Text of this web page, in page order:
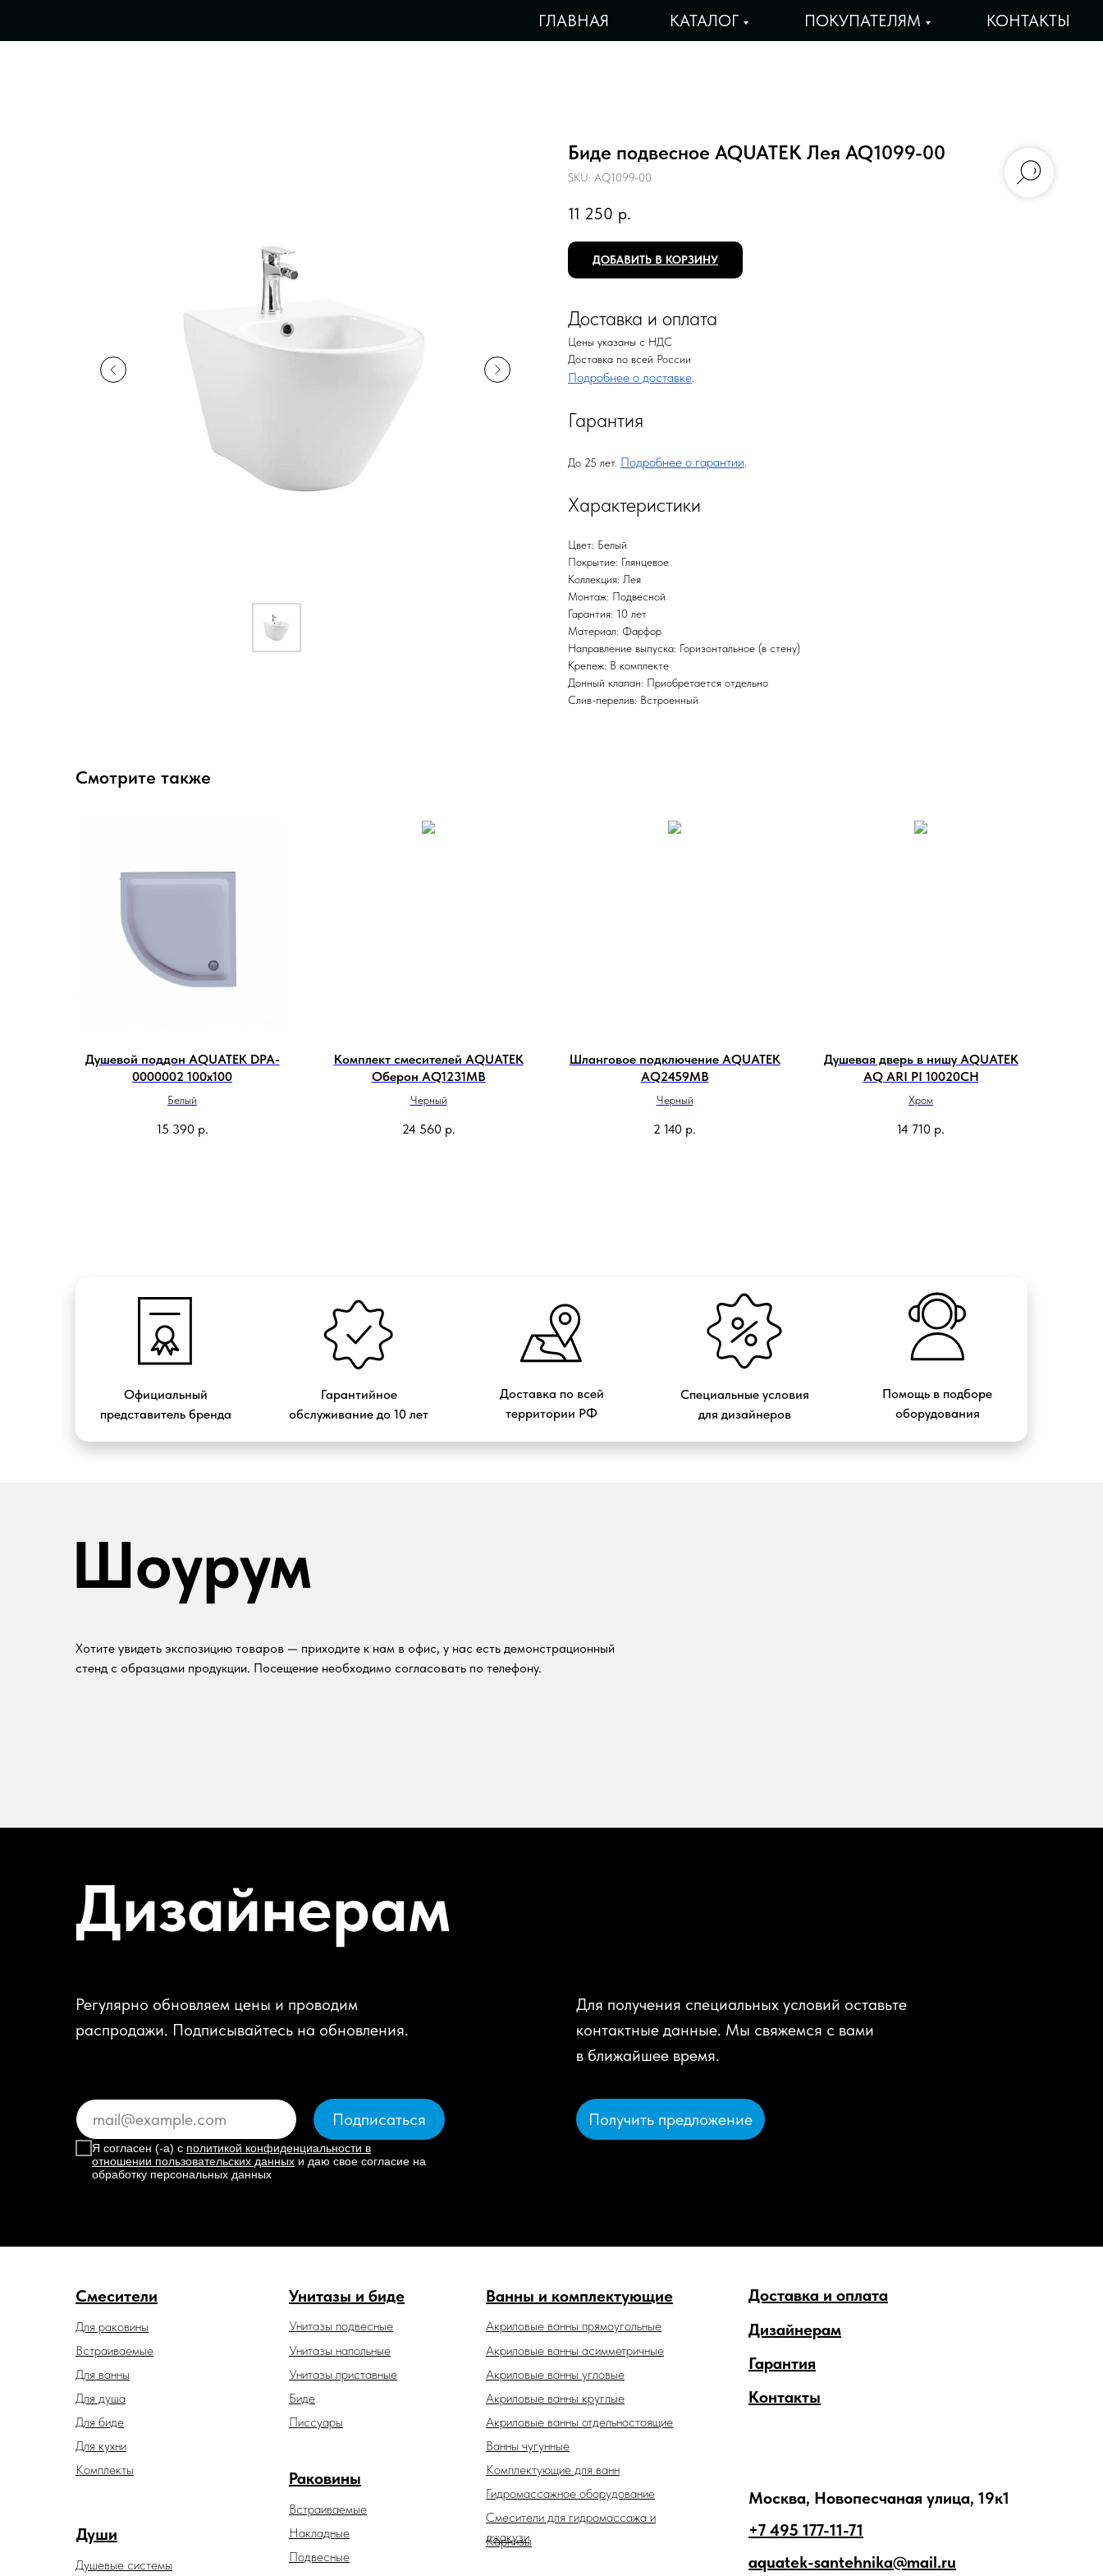
ГЛАВНАЯ КАТАЛОГ ПОКУПАТЕЛЯМ КОНТАКТЫ
Биде подвесное AQUATEK Лея AQ1099-00
SKU: AQ1099-00
11 250 р.
ДОБАВИТЬ В КОРЗИНУ
Доставка и оплата
Цены указаны с НДС
Доставка по всей России
Подробнее о доставке
Гарантия
До 25 лет. Подробнее о гарантии
Характеристики
Цвет: Белый
Покрытие: Глянцевое
Коллекция: Лея
Монтаж: Подвесной
Гарантия: 10 лет
Материал: Фарфор
Направление выпуска: Горизонтальное (в стену)
Крепеж: В комплекте
Донный клапан: Приобретается отдельно
Слив-перелив: Встроенный
Смотрите также
Душевой поддон AQUATEK DPA-
0000002 100х100
Белый
15 390 р.
Комплект смесителей AQUATEK
Оберон AQ1231MB
Черный
24 560 р.
Шланговое подключение AQUATEK
AQ2459MB
Черный
2 140 р.
Душевая дверь в нишу AQUATEK
AQ ARI PI 10020CH
Хром
14 710 р.
Официальный
представитель бренда
Доставка по всей
территории РФ
Гарантийное
обслуживание до 10 лет
Специальные условия
для дизайнеров
Помощь в подборе
оборудования
Шоурум
Хотите увидеть экспозицию товаров — приходите к нам в офис, у нас есть демонстрационный
стенд с образцами продукции. Посещение необходимо согласовать по телефону.
Дизайнерам
Регулярно обновляем цены и проводим
распродажи. Подписывайтесь на обновления.
Я согласен (-а) с политикой конфиденциальности в
отношении пользовательских данных и даю свое согласие на
обработку персональных данных
Подписаться
Для получения специальных условий оставьте
контактные данные. Мы свяжемся с вами
в ближайшее время.
Получить предложение
Смесители
Души
Душевые системы
Унитазы и биде
Унитазы подвесные
Унитазы напольные
Унитазы приставные
Раковины
Встраиваемые
Накладные
Подвесные
Встраиваемые
Для биде
Для ванны
Для душа
Для раковины
Для кухни
Ванны и комплектующие
Акриловые ванны прямоугольные Дизайнерам
Доставка и оплата
Гарантия
Контакты
Биде
Акриловые ванны отдельностоящие
Акриловые ванны асимметричные
Акриловые ванны угловые
Акриловые ванны круглые
Ванны чугунные
Комплектующие для ванн
Гидромассажное оборудование
Смесители для гидромассажа и
джакузи
Карнизы
Комплекты
Писсуары
Москва, Новопесчаная улица, 19к1
+7 495 177-11-71
aquatek-santehnika@mail.ru